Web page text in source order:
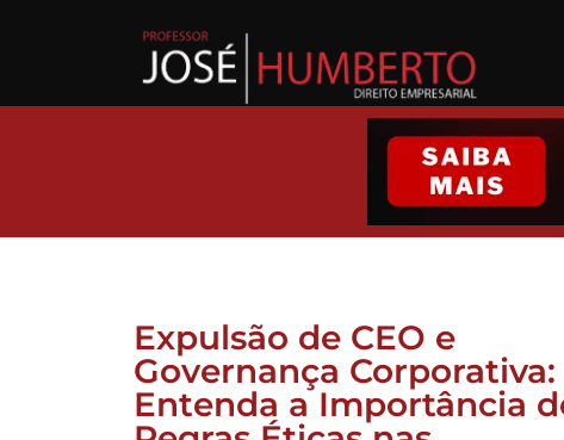
Expulsão de CEO e
Governança Corporativa:
Entenda a Importância